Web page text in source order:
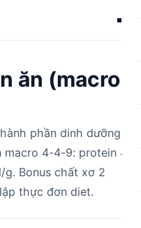
ăn (macro
phần dinh dưỡng
4-4-9: protein 4
Bonus chất xơ 2
thực đơn diet.